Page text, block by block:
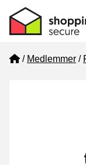
Home
Medlemmer